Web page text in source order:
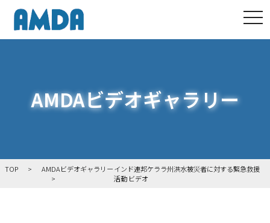
AMDAビデオギャラリー
TOP AMDAビデオギャラリーインド連邦ケララ州洪水被災者に対する緊急救援
活動 ビデオ